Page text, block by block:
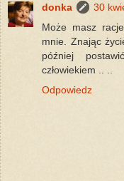
donka
30
Może masz
mnie. Znając
później
człowiekiem .. ..
Odpowiedz